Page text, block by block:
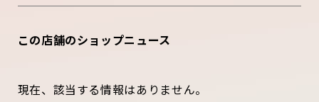
この店舗のショップニュース
現在、該当する情報はありません。